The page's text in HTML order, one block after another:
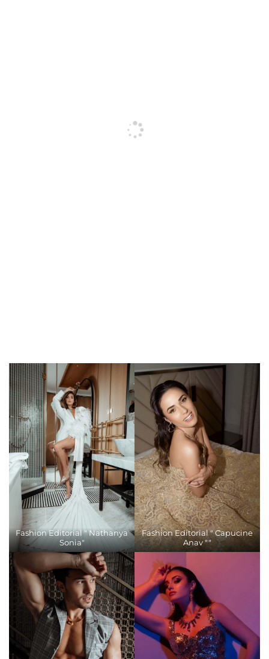
Fashion Editorial " Nathanya
Sonia"
Fashion Editorial " Capucine
Anav ""